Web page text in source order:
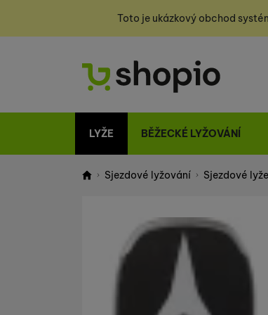
Toto je ukázkový obchod
LYŽE BĚŽECKÉ LYŽOVÁNÍ
Sjezdové lyžování Sjezdové lyže
Fotografie